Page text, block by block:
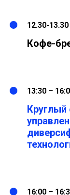
12.30-13.30
Кофе-
13:30 –
16:00 –